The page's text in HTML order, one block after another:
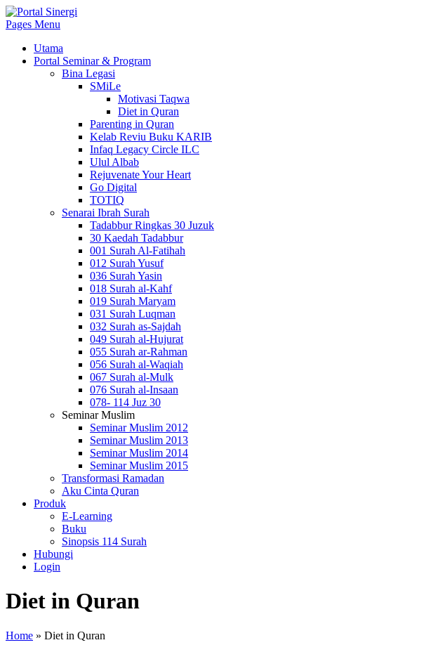
Pages Menu
Utama
Portal Seminar & Program
Bina Legasi
SMiLe
Motivasi Taqwa
Diet in Quran
Parenting in Quran
Kelab Reviu Buku KARIB
Infaq Legacy Circle ILC
Ulul Albab
Rejuvenate Your Heart
Go Digital
TOTIQ
Senarai Ibrah Surah
Tadabbur Ringkas 30 Juzuk
30 Kaedah Tadabbur
001 Surah Al-Fatihah
012 Surah Yusuf
036 Surah Yasin
018 Surah al-Kahf
019 Surah Maryam
031 Surah Luqman
032 Surah as-Sajdah
049 Surah al-Hujurat
055 Surah ar-Rahman
056 Surah al-Waqiah
067 Surah al-Mulk
076 Surah al-Insaan
078- 114 Juz 30
Seminar Muslim
Seminar Muslim 2012
Seminar Muslim 2013
Seminar Muslim 2014
Seminar Muslim 2015
Transformasi Ramadan
Aku Cinta Quran
Produk
E-Learning
Buku
Sinopsis 114 Surah
Hubungi
Login
Diet in Quran
Home » Diet in Quran